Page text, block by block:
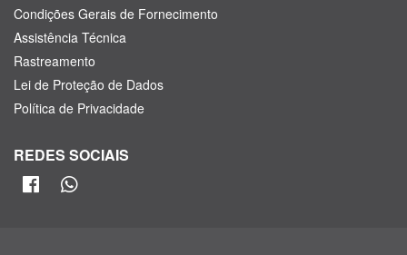
Condições Gerais de Fornecimento
Assistência Técnica
Rastreamento
Lei de Proteção de Dados
Política de Privacidade
REDES SOCIAIS